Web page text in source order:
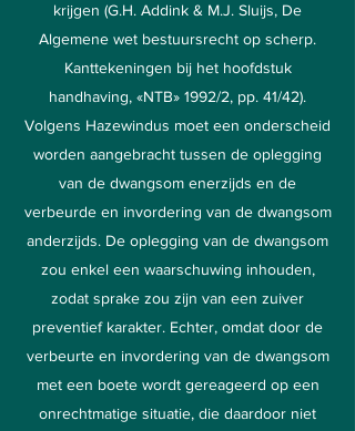
krijgen (G.H. Addink & M.J. Sluijs, De
Algemene wet bestuursrecht op scherp.
Kanttekeningen bij het hoofdstuk
handhaving, «NTB» 1992/2, pp. 41/42).
Volgens Hazewindus moet een onderscheid
worden aangebracht tussen de oplegging
van de dwangsom enerzijds en de
verbeurde en invordering van de dwangsom
anderzijds. De oplegging van de dwangsom
zou enkel een waarschuwing inhouden,
zodat sprake zou zijn van een zuiver
preventief karakter. Echter, omdat door de
verbeurte en invordering van de dwangsom
met een boete wordt gereageerd op een
onrechtmatige situatie, die daardoor niet